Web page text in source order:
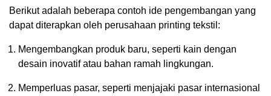
Berikut adalah beberapa contoh ide pengembangan yang
dapat diterapkan oleh perusahaan printing tekstil:
Mengembangkan produk baru, seperti kain dengan
desain inovatif atau bahan ramah lingkungan.
Memperluas pasar, seperti menjajaki pasar internasional